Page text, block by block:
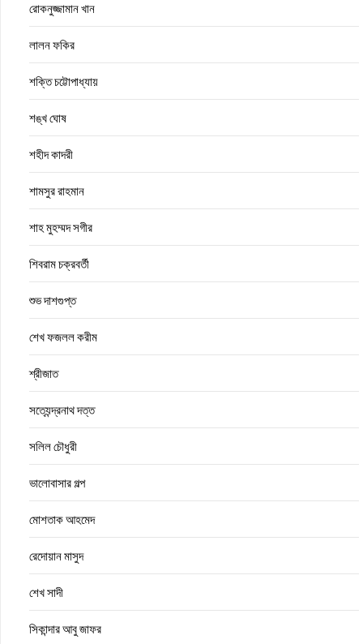
রোকনুজ্জামান খান
লালন ফকির
শক্তি চট্টোপাধ্যায়
শঙ্খ ঘোষ
শহীদ কাদরী
শামসুর রাহমান
শাহ মুহম্মদ সগীর
শিবরাম চক্রবর্তী
শুভ দাশগুপ্ত
শেখ ফজলল করীম
শ্রীজাত
সত্যেন্দ্রনাথ দত্ত
সলিল চৌধুরী
ভালোবাসার গল্প
মোশতাক আহমেদ
রেদোয়ান মাসুদ
শেখ সাদী
সিকান্দার আবু জাফর